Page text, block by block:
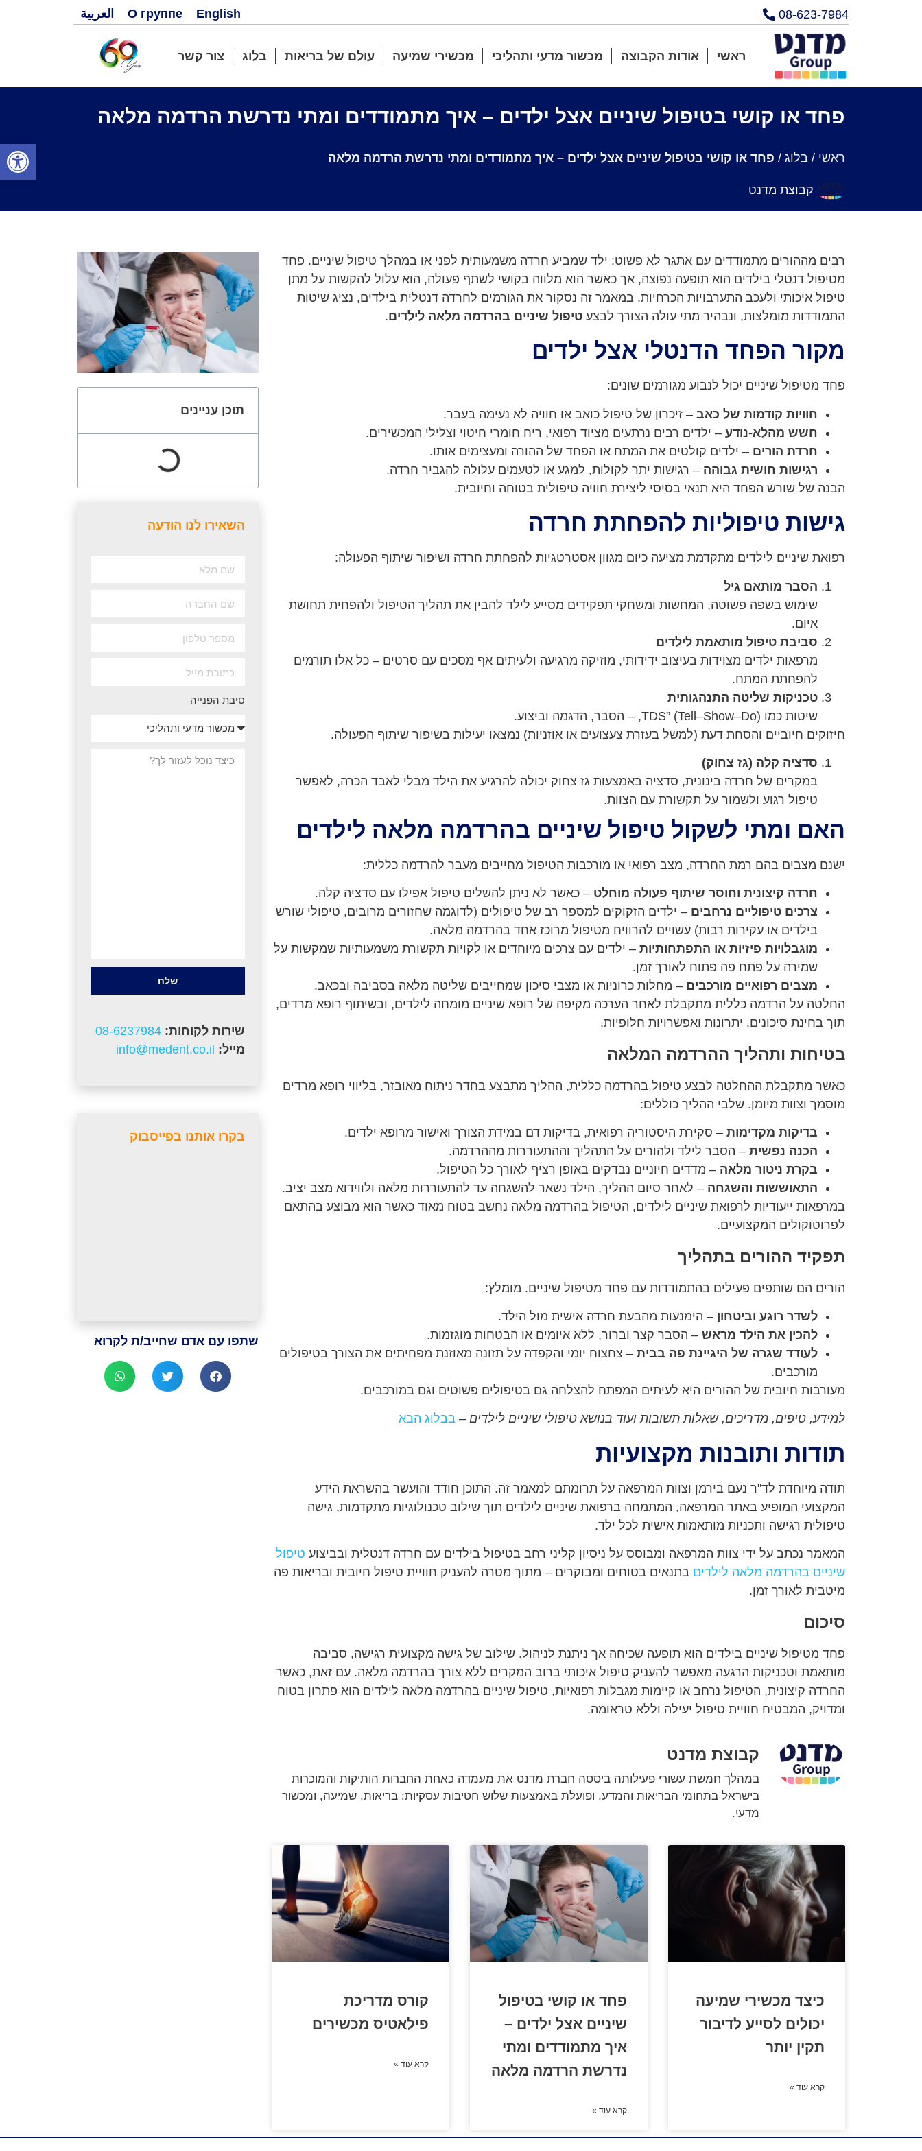
פתח
08-623-7984
English
О группе العربية
ראשי אודות הקבוצה מכשור מדעי ותהליכי מכשירי שמיעה עולם של בריאות בלוג צור קשר
פחד או קושי בטיפול שיניים אצל ילדים – איך מתמודדים ומתי נדרשת הרדמה מלאה
ראשי / בלוג / פחד או קושי בטיפול שיניים אצל ילדים – איך מתמודדים ומתי נדרשת הרדמה מלאה
קבוצת מדנט
רבים מההורים מתמודדים עם אתגר לא פשוט: ילד שמביע חרדה משמעותית לפני או במהלך טיפול שיניים. פחד
מטיפול דנטלי בילדים הוא תופעה נפוצה, אך כאשר הוא מלווה בקושי לשתף פעולה, הוא עלול להקשות על מתן
טיפול איכותי ולעכב התערבויות הכרחיות. במאמר זה נסקור את הגורמים לחרדה דנטלית בילדים, נציג שיטות
התמודדות מומלצות, ונבהיר מתי עולה הצורך לבצע טיפול שיניים בהרדמה מלאה לילדים.
מקור הפחד הדנטלי אצל ילדים
פחד מטיפול שיניים יכול לנבוע מגורמים שונים:
חוויות קודמות של כאב – זיכרון של טיפול כואב או חוויה לא נעימה בעבר.
חשש מהלא-נודע – ילדים רבים נרתעים מציוד רפואי, ריח חומרי חיטוי וצלילי המכשירים.
חרדת הורים – ילדים קולטים את המתח או הפחד של ההורה ומעצימים אותו.
רגישות חושית גבוהה – רגישות יתר לקולות, למגע או לטעמים עלולה להגביר חרדה.
הבנה של שורש הפחד היא תנאי בסיסי ליצירת חוויה טיפולית בטוחה וחיובית.
גישות טיפוליות להפחתת חרדה
רפואת שיניים לילדים מתקדמת מציעה כיום מגוון אסטרטגיות להפחתת חרדה ושיפור שיתוף הפעולה:
הסבר מותאם גיל
שימוש בשפה פשוטה, המחשות ומשחקי תפקידים מסייע לילד להבין את תהליך הטיפול ולהפחית תחושת
איום.
סביבת טיפול מותאמת לילדים
מרפאות ילדים מצוידות בעיצוב ידידותי, מוזיקה מרגיעה ולעיתים אף מסכים עם סרטים – כל אלו תורמים
להפחתת המתח.
טכניקות שליטה התנהגותית
שיטות כמו TDS” (Tell–Show–Do), – הסבר, הדגמה וביצוע.
חיזוקים חיוביים והסחת דעת (למשל בעזרת צעצועים או אוזניות) נמצאו יעילות בשיפור שיתוף הפעולה.
סדציה קלה (גז צחוק)
במקרים של חרדה בינונית, סדציה באמצעות גז צחוק יכולה להרגיע את הילד מבלי לאבד הכרה, לאפשר
טיפול רגוע ולשמור על תקשורת עם הצוות.
האם ומתי לשקול טיפול שיניים בהרדמה מלאה לילדים
ישנם מצבים בהם רמת החרדה, מצב רפואי או מורכבות הטיפול מחייבים מעבר להרדמה כללית:
חרדה קיצונית וחוסר שיתוף פעולה מוחלט – כאשר לא ניתן להשלים טיפול אפילו עם סדציה קלה.
צרכים טיפוליים נרחבים – ילדים הזקוקים למספר רב של טיפולים (לדוגמה שחזורים מרובים, טיפולי שורש
בילדים או עקירות רבות) עשויים להרוויח מטיפול מרוכז אחד בהרדמה מלאה.
מוגבלויות פיזיות או התפתחותיות – ילדים עם צרכים מיוחדים או לקויות תקשורת משמעותיות שמקשות על
שמירה על פתח פה פתוח לאורך זמן.
מצבים רפואיים מורכבים – מחלות כרוניות או מצבי סיכון שמחייבים שליטה מלאה בסביבה ובכאב.
החלטה על הרדמה כללית מתקבלת לאחר הערכה מקיפה של רופא שיניים מומחה לילדים, ובשיתוף רופא מרדים,
תוך בחינת סיכונים, יתרונות ואפשרויות חלופיות.
בטיחות ותהליך ההרדמה המלאה
כאשר מתקבלת ההחלטה לבצע טיפול בהרדמה כללית, ההליך מתבצע בחדר ניתוח מאובזר, בליווי רופא מרדים
מוסמך וצוות מיומן. שלבי ההליך כוללים:
בדיקות מקדימות – סקירת היסטוריה רפואית, בדיקות דם במידת הצורך ואישור מרופא ילדים.
הכנה נפשית – הסבר לילד ולהורים על התהליך וההתעוררות מההרדמה.
בקרת ניטור מלאה – מדדים חיוניים נבדקים באופן רציף לאורך כל הטיפול.
התאוששות והשגחה – לאחר סיום ההליך, הילד נשאר להשגחה עד להתעוררות מלאה ולווידוא מצב יציב.
במרפאות ייעודיות לרפואת שיניים לילדים, הטיפול בהרדמה מלאה נחשב בטוח מאוד כאשר הוא מבוצע בהתאם
לפרוטוקולים המקצועיים.
תפקיד ההורים בתהליך
הורים הם שותפים פעילים בהתמודדות עם פחד מטיפול שיניים. מומלץ:
לשדר רוגע וביטחון – הימנעות מהבעת חרדה אישית מול הילד.
להכין את הילד מראש – הסבר קצר וברור, ללא איומים או הבטחות מוגזמות.
לעודד שגרה של היגיינת פה בבית – צחצוח יומי והקפדה על תזונה מאוזנת מפחיתים את הצורך בטיפולים
מורכבים.
מעורבות חיובית של ההורים היא לעיתים המפתח להצלחה גם בטיפולים פשוטים וגם במורכבים.
למידע, טיפים, מדריכים, שאלות תשובות ועוד בנושא טיפולי שיניים לילדים – בבלוג הבא
תודות ותובנות מקצועיות
תודה מיוחדת לד"ר נעם בירמן וצוות המרפאה על תרומתם למאמר זה. התוכן חודד והועשר בהשראת הידע
המקצועי המופיע באתר המרפאה, המתמחה ברפואת שיניים לילדים תוך שילוב טכנולוגיות מתקדמות, גישה
טיפולית רגישה ותכניות מותאמות אישית לכל ילד.
המאמר נכתב על ידי צוות המרפאה ומבוסס על ניסיון קליני רחב בטיפול בילדים עם חרדה דנטלית ובביצוע טיפול
שיניים בהרדמה מלאה לילדים בתנאים בטוחים ומבוקרים – מתוך מטרה להעניק חוויית טיפול חיובית ובריאות פה
מיטבית לאורך זמן.
סיכום
פחד מטיפול שיניים בילדים הוא תופעה שכיחה אך ניתנת לניהול. שילוב של גישה מקצועית רגישה, סביבה
מותאמת וטכניקות הרגעה מאפשר להעניק טיפול איכותי ברוב המקרים ללא צורך בהרדמה מלאה. עם זאת, כאשר
החרדה קיצונית, הטיפול נרחב או קיימות מגבלות רפואיות, טיפול שיניים בהרדמה מלאה לילדים הוא פתרון בטוח
ומדויק, המבטיח חוויית טיפול יעילה וללא טראומה.
קבוצת מדנט
במהלך חמשת עשורי פעילותה ביססה חברת מדנט את מעמדה כאחת החברות הותיקות והמוכרות
בישראל בתחומי הבריאות והמדע, ופועלת באמצעות שלוש חטיבות עסקיות: בריאות, שמיעה, ומכשור
מדעי.
כיצד מכשירי שמיעה
יכולים לסייע לדיבור
תקין יותר
קרא עוד »
פחד או קושי בטיפול
שיניים אצל ילדים –
איך מתמודדים ומתי
נדרשת הרדמה מלאה
קרא עוד »
קורס מדריכת
פילאטיס מכשירים
קרא עוד »
תוכן עניינים
השאירו לנו הודעה
סיבת הפנייה
שלח
שירות לקוחות: 08-6237984
מייל: info@medent.co.il
בקרו אותנו בפייסבוק
שתפו עם אדם שחייב/ת לקרוא